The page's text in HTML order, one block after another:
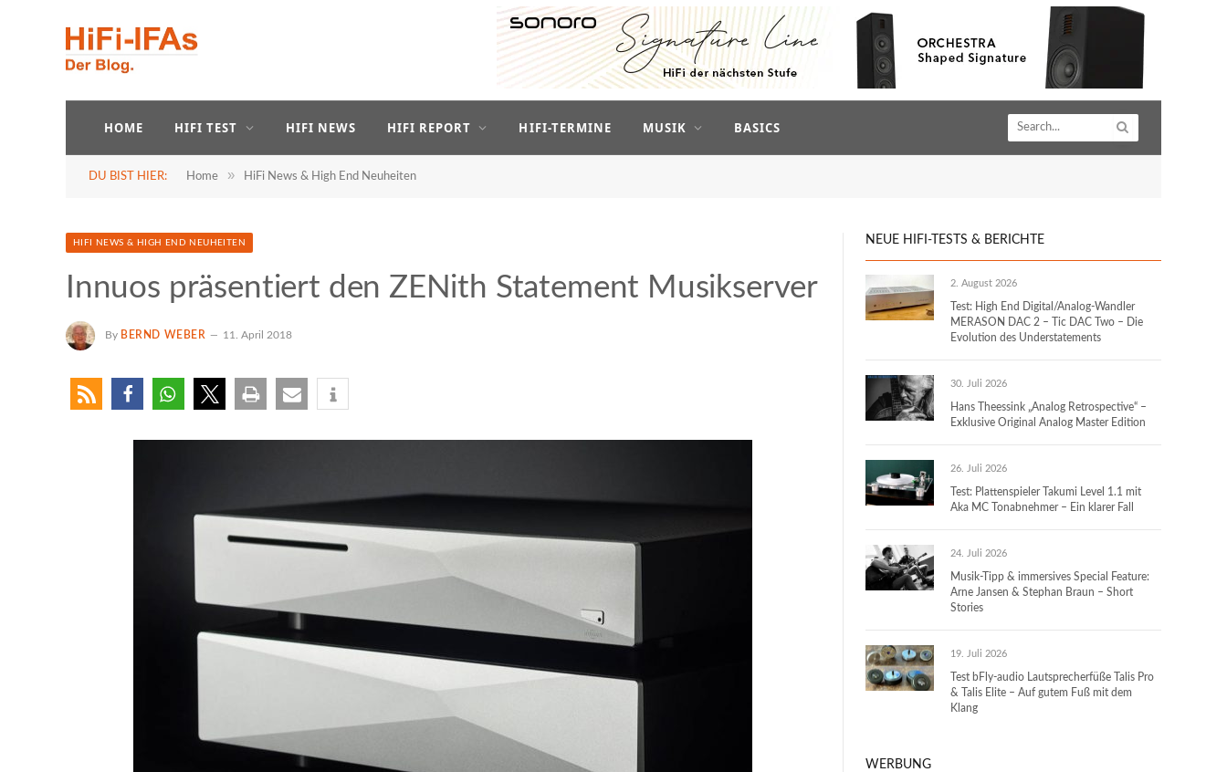
HOME HIFI TEST HIFI NEWS HIFI REPORT HIFI-TERMINE MUSIK BASICS
DU BIST HIER: Home » HiFi News & High End Neuheiten
HIFI NEWS & HIGH END NEUHEITEN
Innuos präsentiert den ZENith Statement Musikserver
By BERND WEBER 11. April 2018
NEUE HIFI-TESTS & BERICHTE
2. August 2026
Test: High End Digital/Analog-Wandler
MERASON DAC 2 – Tic DAC Two – Die
Evolution des Understatements
30. Juli 2026
Hans Theessink „Analog Retrospective“ –
Exklusive Original Analog Master Edition
26. Juli 2026
Test: Plattenspieler Takumi Level 1.1 mit
Aka MC Tonabnehmer – Ein klarer Fall
24. Juli 2026
Musik-Tipp & immersives Special Feature:
Arne Jansen & Stephan Braun – Short
Stories
19. Juli 2026
Test bFly-audio Lautsprecherfüße Talis Pro
& Talis Elite – Auf gutem Fuß mit dem
Klang
WERBUNG